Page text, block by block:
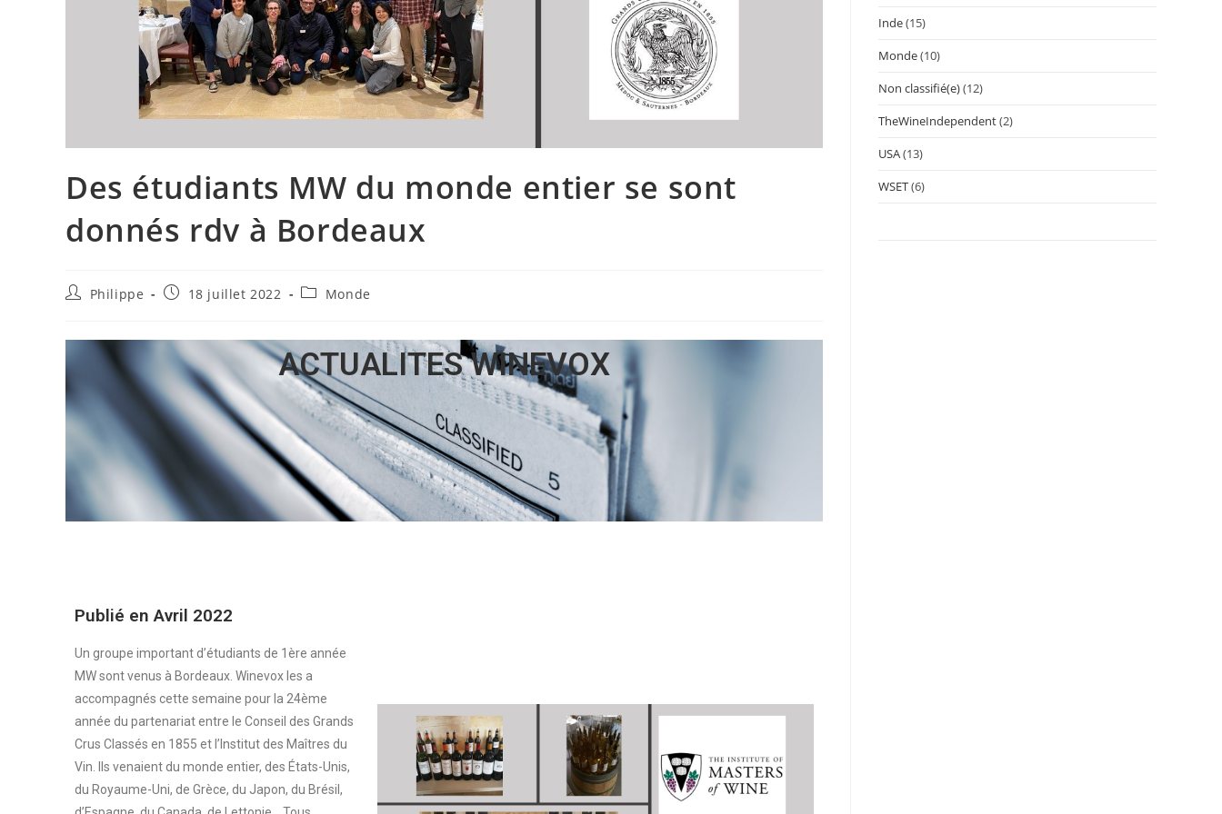
Des étudiants MW du monde entier se sont
donnés rdv à Bordeaux
Philippe 18 juillet 2022 Monde
ACTUALITES WINEVOX
Publié en Avril 2022
Un groupe important d’étudiants de 1ère année
MW sont venus à Bordeaux. Winevox les a
accompagnés cette semaine pour la 24ème
année du partenariat entre le Conseil des Grands
Crus Classés en 1855 et l’Institut des Maîtres du
Vin. Ils venaient du monde entier, des États-Unis,
du Royaume-Uni, de Grèce, du Japon, du Brésil,
Inde(15)
Monde(10)
Non classifié(e)(12)
TheWineIndependent(2)
USA(13)
WSET(6)